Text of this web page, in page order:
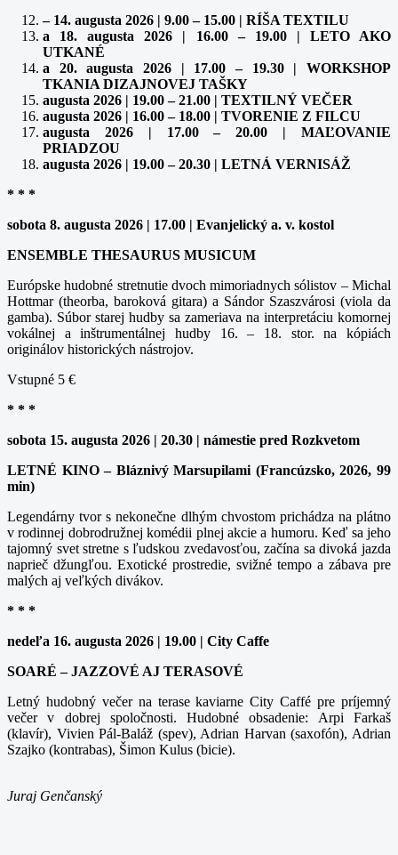
– 14. augusta 2026 | 9.00 – 15.00 | RÍŠA TEXTILU
a 18. augusta 2026 | 16.00 – 19.00 | LETO AKO
UTKANÉ
a 20. augusta 2026 | 17.00 – 19.30 | WORKSHOP
TKANIA DIZAJNOVEJ TAŠKY
augusta 2026 | 19.00 – 21.00 | TEXTILNÝ VEČER
augusta 2026 | 16.00 – 18.00 | TVORENIE Z FILCU
augusta 2026 | 17.00 – 20.00 | MAĽOVANIE
PRIADZOU
augusta 2026 | 19.00 – 20.30 | LETNÁ VERNISÁŽ
* * *
sobota 8. augusta 2026 | 17.00 | Evanjelický a. v. kostol
ENSEMBLE THESAURUS MUSICUM
Európske hudobné stretnutie dvoch mimoriadnych sólistov – Michal
Hottmar (theorba, baroková gitara) a Sándor Szaszvárosi (viola da
gamba). Súbor starej hudby sa zameriava na interpretáciu komornej
vokálnej a inštrumentálnej hudby 16. – 18. stor. na kópiách
originálov historických nástrojov.
Vstupné 5 €
* * *
sobota 15. augusta 2026 | 20.30 | námestie pred Rozkvetom
LETNÉ KINO – Bláznivý Marsupilami (Francúzsko, 2026, 99
min)
Legendárny tvor s nekonečne dlhým chvostom prichádza na plátno
v rodinnej dobrodružnej komédii plnej akcie a humoru. Keď sa jeho
tajomný svet stretne s ľudskou zvedavosťou, začína sa divoká jazda
naprieč džungľou. Exotické prostredie, svižné tempo a zábava pre
malých aj veľkých divákov.
* * *
nedeľa 16. augusta 2026 | 19.00 | City Caffe
SOARÉ – JAZZOVÉ AJ TERASOVÉ
Letný hudobný večer na terase kaviarne City Caffé pre príjemný
večer v dobrej spoločnosti. Hudobné obsadenie: Arpi Farkaš
(klavír), Vivien Pál-Baláž (spev), Adrian Harvan (saxofón), Adrian
Szajko (kontrabas), Šimon Kulus (bicie).
Juraj Genčanský